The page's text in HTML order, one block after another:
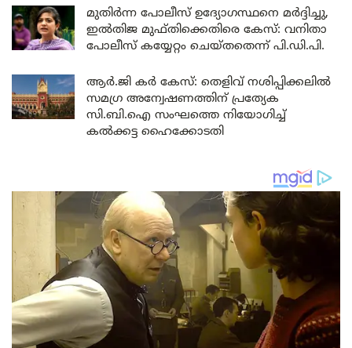
മുതിർന്ന പോലീസ് ഉദ്യോഗസ്ഥനെ മർദ്ദിച്ചു,
ഇൽതിജ മുഫ്തിക്കെതിരെ കേസ്: വനിതാ
പോലീസ് കയ്യേറ്റം ചെയ്തതെന്ന് പി.ഡി.പി.
ആർ.ജി കർ കേസ്: തെളിവ് നശിപ്പിക്കലിൽ
സമഗ്ര അന്വേഷണത്തിന് പ്രത്യേക
സി.ബി.ഐ സംഘത്തെ നിയോഗിച്ച്
കൽക്കട്ട ഹൈക്കോടതി